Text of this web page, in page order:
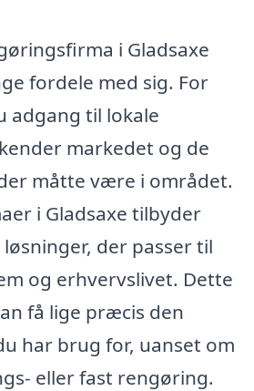
i Gladsaxe
fordele med sig. For
adgang til lokale
markedet og de
måtte være i området.
i Gladsaxe tilbyder
der passer til
og erhvervslivet. Dette
få lige præcis den
har brug for, uanset om
eller fast rengøring.